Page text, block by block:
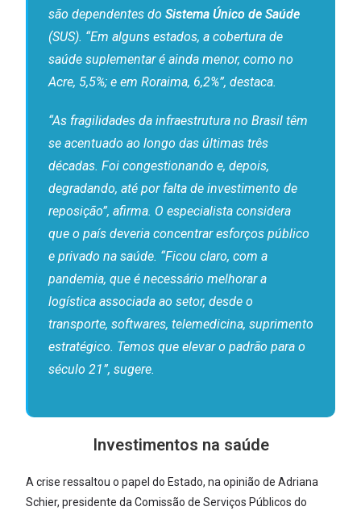
são dependentes doSistema Único de Saúde
(SUS). “Em alguns estados, a cobertura de
saúde suplementar é ainda menor, como no
Acre, 5,5%; e em Roraima, 6,2%”, destaca.
“As fragilidades da infraestrutura no Brasil têm
se acentuado ao longo das últimas três
décadas. Foi congestionando e, depois,
degradando, até por falta de investimento de
reposição”, afirma. O especialista considera
que o país deveria concentrar esforços público
e privado na saúde. “Ficou claro, com a
pandemia, que é necessário melhorar a
logística associada ao setor, desde o
transporte, softwares, telemedicina, suprimento
estratégico. Temos que elevar o padrão para o
século 21”, sugere.
Investimentos na saúde
A crise ressaltou o papel do Estado, na opinião de Adriana
Schier, presidente da Comissão de Serviços Públicos do